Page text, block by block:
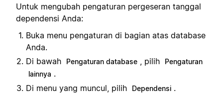
Untuk mengubah pengaturan pergeseran tanggal
dependensi Anda:
Buka menu pengaturan di bagian atas database
Anda.
Di bawah
Pengaturan database , pilih
Pengaturan
lainnya .
Di menu yang muncul, pilih
Dependensi .